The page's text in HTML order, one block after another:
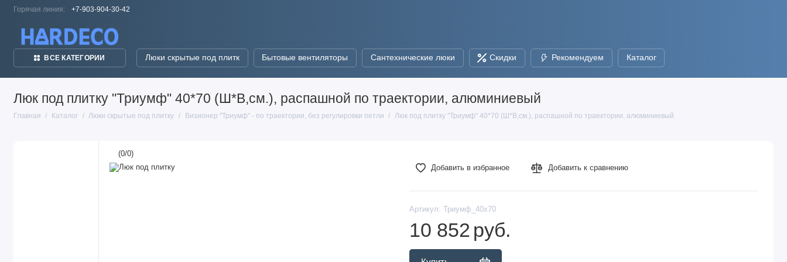
Горячая линия: +7-903-904-30-42
ВСЕ КАТЕГОРИИ Люки скрытые под плитк Бытовые вентиляторы Сантехнические люки Скидки Рекомендуем Каталог
Люк под плитку "Триумф" 40*70 (Ш*В,см.), распашной по траектории, алюминиевый
Главная Каталог Люки скрытые под плитку Визионер "Триумф" - по траектории, без регулировки петли Люк под плитку "Триумф" 40*70 (Ш*В,см.), распашной по траектории, алюминиевый
(0/0)
Добавить в избранное
Добавить к сравнению
Артикул:Триумф_40х70
10 852 руб.